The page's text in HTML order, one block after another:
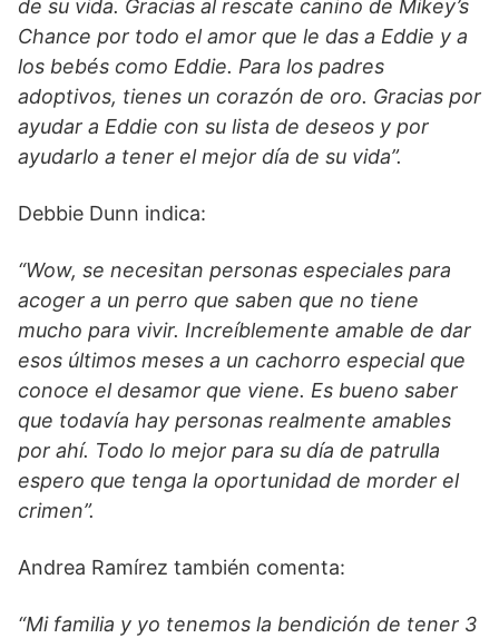
de su vida. Gracias al rescate canino de Mikey’s
Chance por todo el amor que le das a Eddie y a
los bebés como Eddie. Para los padres
adoptivos, tienes un corazón de oro. Gracias por
ayudar a Eddie con su lista de deseos y por
ayudarlo a tener el mejor día de su vida”.
Debbie Dunn indica:
“Wow, se necesitan personas especiales para
acoger a un perro que saben que no tiene
mucho para vivir. Increíblemente amable de dar
esos últimos meses a un cachorro especial que
conoce el desamor que viene. Es bueno saber
que todavía hay personas realmente amables
por ahí. Todo lo mejor para su día de patrulla
espero que tenga la oportunidad de morder el
crimen”.
Andrea Ramírez también comenta:
“Mi familia y yo tenemos la bendición de tener 3